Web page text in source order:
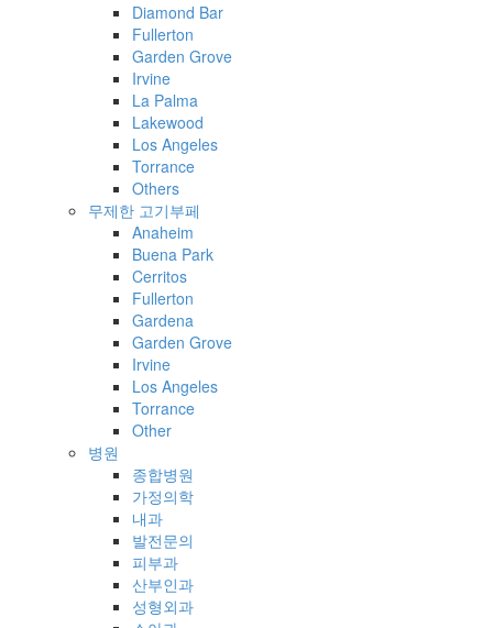
Diamond Bar
Fullerton
Garden Grove
Irvine
La Palma
Lakewood
Los Angeles
Torrance
Others
무제한 고기부페
Anaheim
Buena Park
Cerritos
Fullerton
Gardena
Garden Grove
Irvine
Los Angeles
Torrance
Other
병원
종합병원
가정의학
내과
발전문의
피부과
산부인과
성형외과